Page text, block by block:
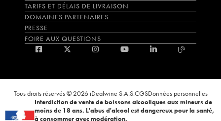
TARIFS ET DÉLAIS DE LIVRAISON
DOMAINES PARTENAIRES
PRESSE
FOIRE AUX QUESTIONS
Tous droits réservés © 2026 iDealwine S.A.S.CGSDonnées personnelles
Interdiction de vente de boissons alcooliques aux mineurs de
moins de 18 ans. L'abus d'alcool est dangereux pour la santé,
à consommer avec modération.